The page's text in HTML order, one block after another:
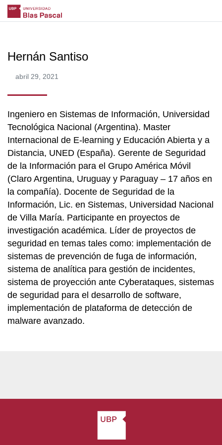
Hernán Santiso
abril 29, 2021
Ingeniero en Sistemas de Información, Universidad
Tecnológica Nacional (Argentina). Master
Internacional de E-learning y Educación Abierta y a
Distancia, UNED (España). Gerente de Seguridad
de la Información para el Grupo América Móvil
(Claro Argentina, Uruguay y Paraguay – 17 años en
la compañía). Docente de Seguridad de la
Información, Lic. en Sistemas, Universidad Nacional
de Villa María. Participante en proyectos de
investigación académica. Líder de proyectos de
seguridad en temas tales como: implementación de
sistemas de prevención de fuga de información,
sistema de analítica para gestión de incidentes,
sistema de proyección ante Cyberataques, sistemas
de seguridad para el desarrollo de software,
implementación de plataforma de detección de
malware avanzado.